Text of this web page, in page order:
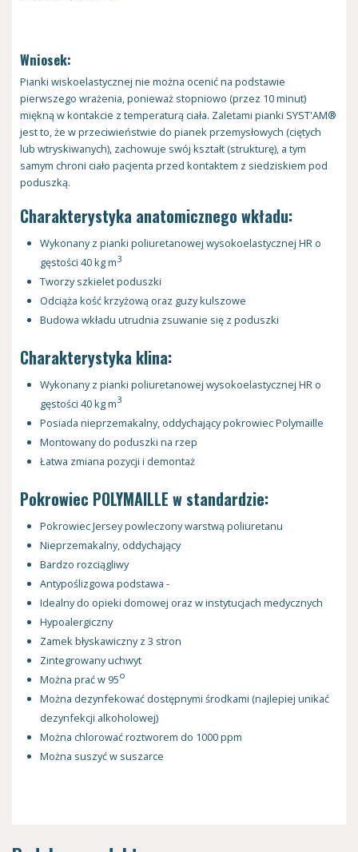
Wniosek:
Pianki wiskoelastycznej nie można ocenić na podstawie
pierwszego wrażenia, ponieważ stopniowo (przez 10 minut)
miękną w kontakcie z temperaturą ciała. Zaletami pianki SYST'AM®
jest to, że w przeciwieństwie do pianek przemysłowych (ciętych
lub wtryskiwanych), zachowuje swój kształt (strukturę), a tym
samym chroni ciało pacjenta przed kontaktem z siedziskiem pod
poduszką.
Charakterystyka anatomicznego wkładu:
Wykonany z pianki poliuretanowej wysokoelastycznej HR o
gęstości 40 kg m3
Tworzy szkielet poduszki
Odciąża kość krzyżową oraz guzy kulszowe
Budowa wkładu utrudnia zsuwanie się z poduszki
Charakterystyka klina:
Wykonany z pianki poliuretanowej wysokoelastycznej HR o
gęstości 40 kg m3
Posiada nieprzemakalny, oddychający pokrowiec Polymaille
Montowany do poduszki na rzep
Łatwa zmiana pozycji i demontaż
Pokrowiec POLYMAILLE w standardzie:
Pokrowiec Jersey powleczony warstwą poliuretanu
Nieprzemakalny, oddychający
Bardzo rozciągliwy
Antypoślizgowa podstawa -
Idealny do opieki domowej oraz w instytucjach medycznych
Hypoalergiczny
Zamek błyskawiczny z 3 stron
Zintegrowany uchwyt
Można prać w 95o
Można dezynfekować dostępnymi środkami (najlepiej unikać
dezynfekcji alkoholowej)
Można chlorować roztworem do 1000 ppm
Można suszyć w suszarce